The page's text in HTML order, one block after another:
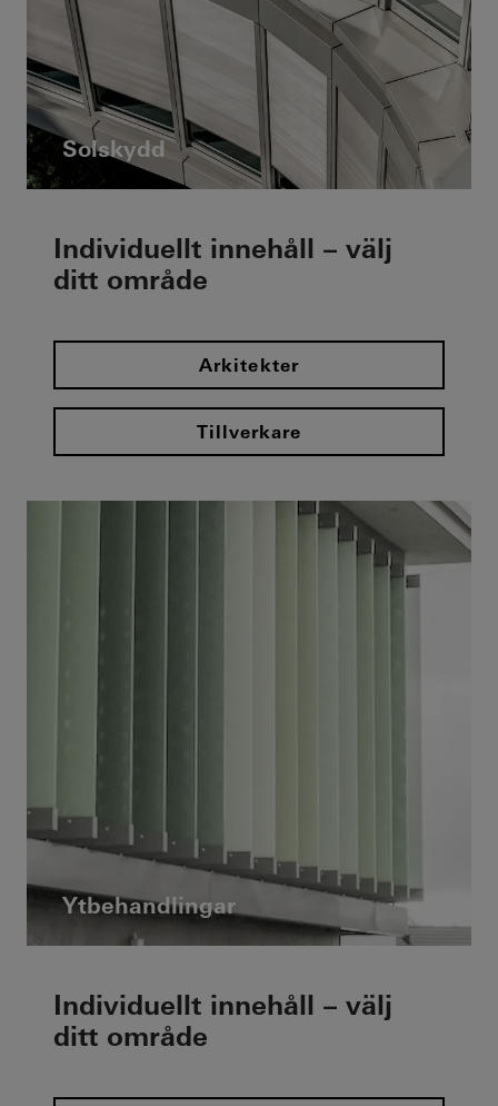
Solskydd
Individuellt innehåll – välj
ditt område
Arkitekter
Tillverkare
Ytbehandlingar
Individuellt innehåll – välj
ditt område